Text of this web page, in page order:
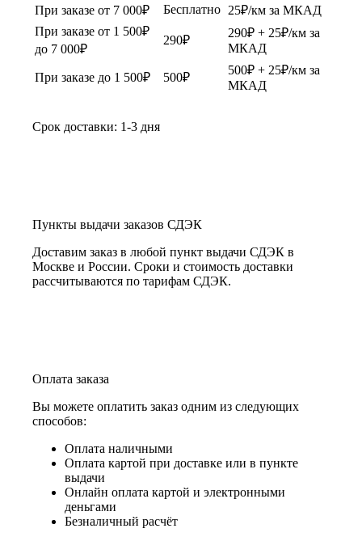
При заказе от 7 000₽
Бесплатно 25₽/км за МКАД
При заказе от 1 500₽
до 7 000₽
290₽
290₽ + 25₽/км за
МКАД
При заказе до 1 500₽ 500₽
500₽ + 25₽/км за
МКАД
Срок доставки: 1-3 дня
Пункты выдачи заказов СДЭК
Доставим заказ в любой пункт выдачи СДЭК в
Москве и России. Сроки и стоимость доставки
рассчитываются по тарифам СДЭК.
Оплата заказа
Вы можете оплатить заказ одним из следующих
способов:
Оплата наличными
Оплата картой при доставке или в пункте
выдачи
Онлайн оплата картой и электронными
деньгами
Безналичный расчёт